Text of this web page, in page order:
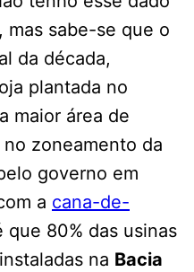
sabe-se que o
da década,
plantada no
maior área de
zoneamento da
governo em
a cana-de-
que 80% das usinas
na Bacia